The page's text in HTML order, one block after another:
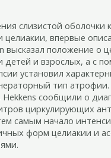
слизистой оболочки
впервые
высказал положение о
детей и взрослых, а с
установил
тип атрофии.
Hekkens сообщили о
циркулирующих
самым начало
форм целиакии и